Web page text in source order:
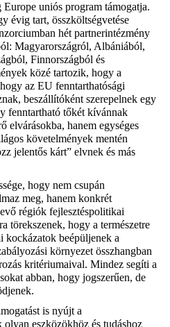
Europe uniós program támogatja.
évig tart, összköltségvetése
hét partnerintézmény
Magyarországról, Albániából,
Finnországból és
közé tartozik, hogy a
az EU fenntarthatósági
beszállítóként szerepelnek egy
fenntartható tőkét kívánnak
elvárásokba, hanem egységes
követelmények mentén
jelentős kárt” elvnek és más
hogy nem csupán
meg, hanem konkrét
régiók fejlesztéspolitikai
törekszenek, hogy a természetre
kockázatok beépüljenek a
környezet összhangban
kritériumaival. Mindez segíti a
abban, hogy jogszerűen, de
is nyújt a
eszközökhöz és tudáshoz